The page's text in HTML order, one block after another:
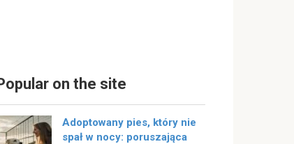
on the site
Adoptowany pies, który nie
spał w nocy: poruszająca